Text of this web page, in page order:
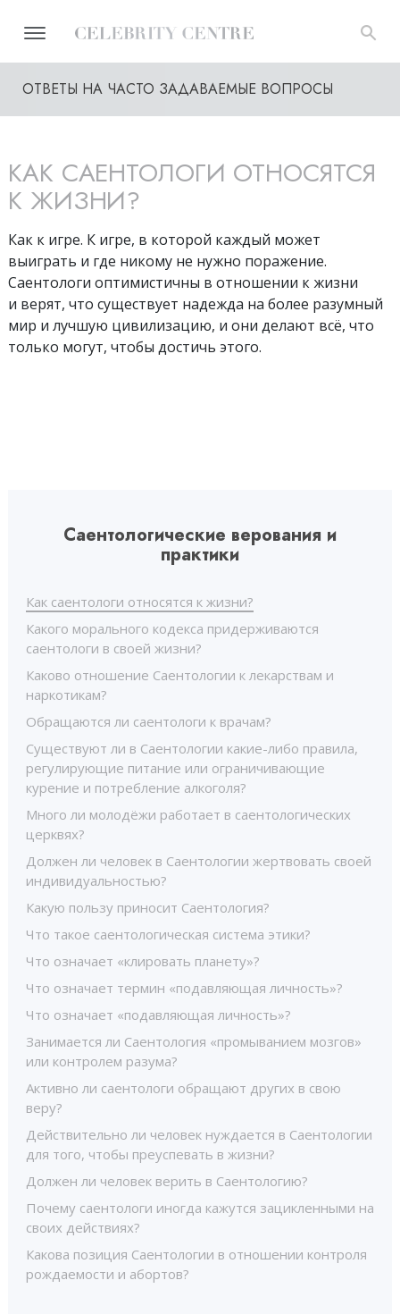
ОТВЕТЫ НА ЧАСТО ЗАДАВАЕМЫЕ ВОПРОСЫ
КАК САЕНТОЛОГИ ОТНОСЯТСЯ
К ЖИЗНИ?
Как к игре. К игре, в которой каждый может
выиграть и где никому не нужно поражение.
Саентологи оптимистичны в отношении к жизни
и верят, что существует надежда на более разумный
мир и лучшую цивилизацию, и они делают всё, что
только могут, чтобы достичь этого.
Саентологические верования и
практики
Как саентологи относятся к жизни?
Какого морального кодекса придерживаются
саентологи в своей жизни?
Каково отношение Саентологии к лекарствам и
наркотикам?
Обращаются ли саентологи к врачам?
Существуют ли в Саентологии какие-либо правила,
регулирующие питание или ограничивающие
курение и потребление алкоголя?
Много ли молодёжи работает в саентологических
церквях?
Должен ли человек в Саентологии жертвовать своей
индивидуальностью?
Какую пользу приносит Саентология?
Что такое саентологическая система этики?
Что означает «клировать планету»?
Что означает термин «подавляющая личность»?
Что означает «подавляющая личность»?
Занимается ли Саентология «промыванием мозгов»
или контролем разума?
Активно ли саентологи обращают других в свою
веру?
Действительно ли человек нуждается в Саентологии
для того, чтобы преуспевать в жизни?
Должен ли человек верить в Саентологию?
Почему саентологи иногда кажутся зацикленными на
своих действиях?
Какова позиция Саентологии в отношении контроля
рождаемости и абортов?